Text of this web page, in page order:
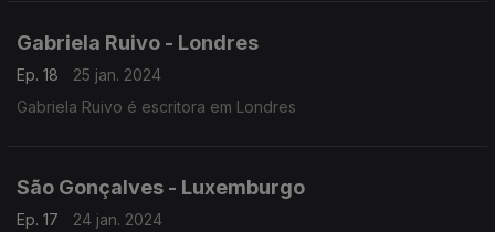
Gabriela Ruivo - Londres
Ep. 18
25 jan. 2024
Gabriela Ruivo é escritora em Londres
São Gonçalves - Luxemburgo
Ep. 17
24 jan. 2024